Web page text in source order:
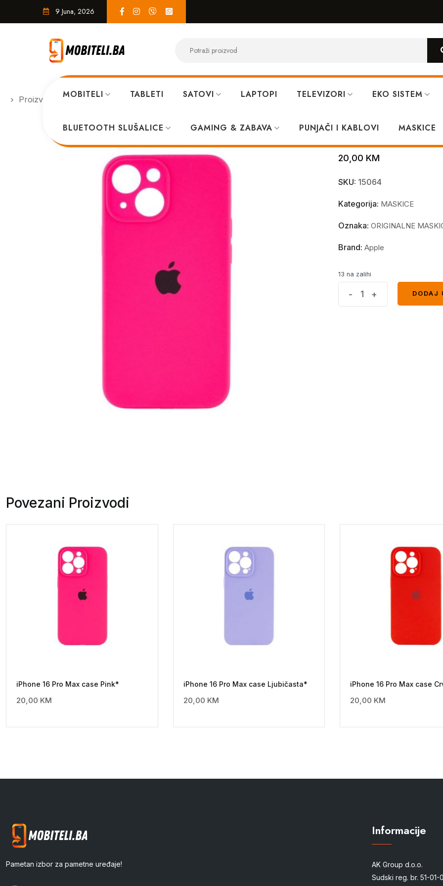
9 Juna, 2026
MOBITELI TABLETI SATOVI LAPTOPI TELEVIZORI EKO SISTEM
BLUETOOTH SLUŠALICE GAMING & ZABAVA PUNJAČI I KABLOVI MASKICE
Proizvodi MASKICE Iphone 14 plus case pink
Iphone 14
20,00 KM
SKU: 15064
Kategorija: MASKICE
Oznaka: ORIGINALNE
Brand: Apple
13 na zalihi
- +
DODAJ
Povezani Proizvodi
iPhone 16 Pro Max case Pink*
20,00 KM
iPhone 16 Pro Max case Ljubičasta*
20,00 KM
iPhone 16 Pro Max case
20,00 KM
Pametan izbor za pametne uređaje!
Informacije
AK Group d.o.o.
Sudski reg. br. 51-01-